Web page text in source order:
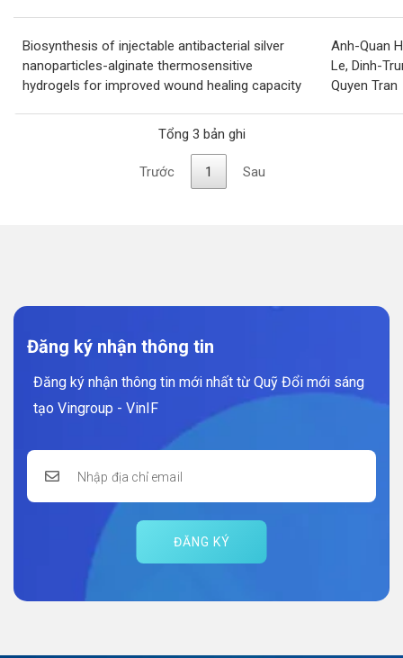
Biosynthesis of injectable antibacterial silver
nanoparticles-alginate thermosensitive
hydrogels for improved wound healing capacity
Anh-Quan
Le, Dinh-
Quyen Tran
Tổng 3 bản ghi
Trước 1 Sau
Đăng ký nhận thông tin
Đăng ký nhận thông tin mới nhất từ Quỹ Đổi mới sáng
tạo Vingroup - VinIF
ĐĂNG KÝ